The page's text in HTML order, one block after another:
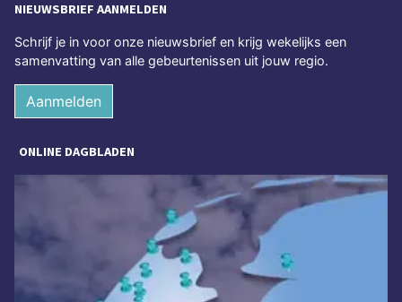
NIEUWSBRIEF AANMELDEN
Schrijf je in voor onze nieuwsbrief en krijg wekelijks een
samenvatting van alle gebeurtenissen uit jouw regio.
Aanmelden
ONLINE DAGBLADEN